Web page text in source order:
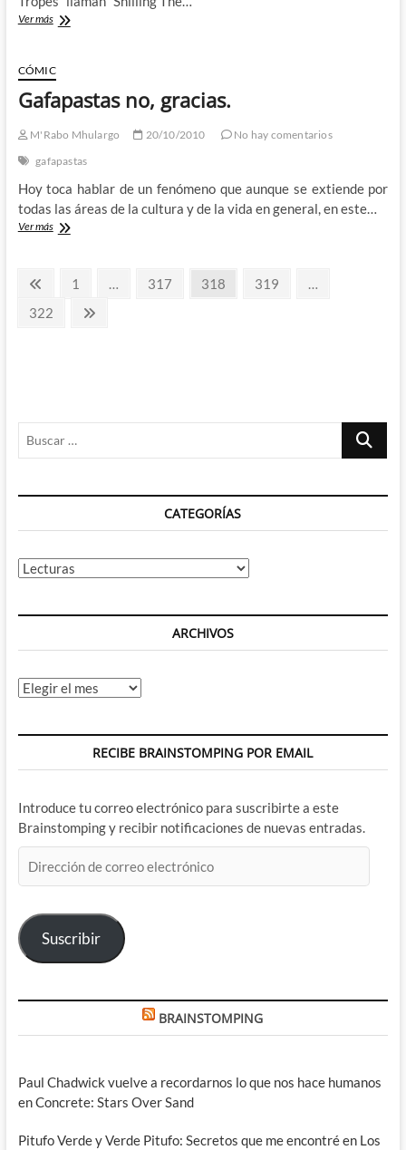
Ver másLa
los
Wesley
CÓMIC
Gafapastas no, gracias.
M'Rabo Mhulargo 20/10/2010
No hay comentarios
gafapastas
Hoy toca hablar de un fenómeno que aunque se extiende por
todas las áreas de la cultura y de la vida en general, en este…
Ver másGafapastas
Paginación
de
PáginaPágina
1 … Página
317 Página
318 Página
319
…
Página
322
Página
Buscar
CATEGORÍAS
Categorías
ARCHIVOS
Archivos
RECIBE BRAINSTOMPING POR EMAIL
Introduce tu correo electrónico para suscribirte a este
Brainstomping y recibir notificaciones de nuevas entradas.
de
electrónico
Suscribir
BRAINSTOMPING
Paul Chadwick vuelve a recordarnos lo que nos hace humanos
en Concrete: Stars Over Sand
Pitufo Verde y Verde Pitufo: Secretos que me encontré en Los